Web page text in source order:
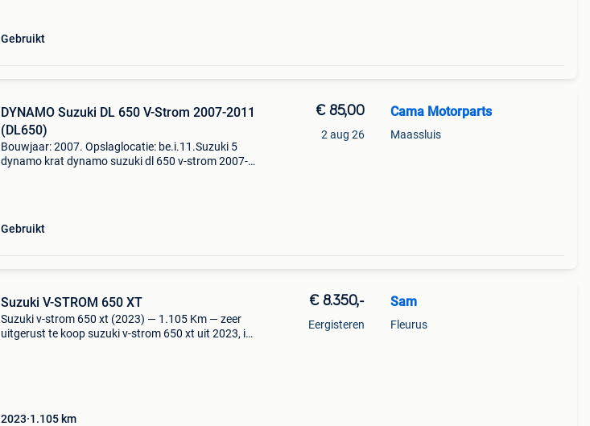
Gebruikt
DYNAMO Suzuki DL 650 V-Strom 2007-2011
(DL650)
Bouwjaar: 2007. Opslaglocatie: be.i.11.Suzuki 5
dynamo krat dynamo suzuki dl 650 v-strom 2007-
Gebruikt
€ 85,00
2 aug 26
Cama Motorparts
Maassluis
Suzuki V-STROM 650 XT
Suzuki v-strom 650 xt (2023) — 1.105 Km — zeer
uitgerust te koop suzuki v-strom 650 xt uit 2023, in
2023 1.105 km
€ 8.350,-
Eergisteren
Sam
Fleurus